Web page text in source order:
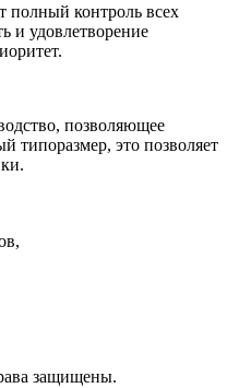
полный контроль всех
и удовлетворение
позволяющее
типоразмер, это позволяет
защищены.